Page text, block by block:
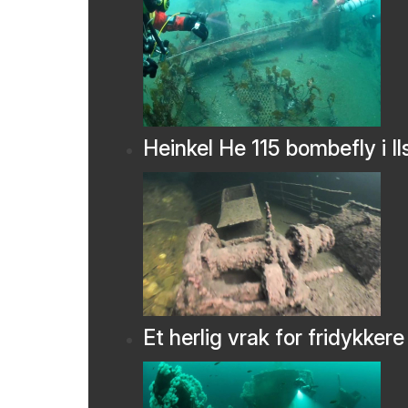
Heinkel He 115 bombefly i
Et herlig vrak for fridykkere